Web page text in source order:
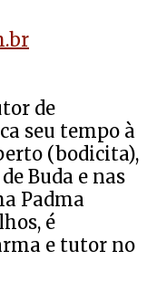
de
seu tempo à
(bodicita),
Buda e nas
Padma
é
e tutor no